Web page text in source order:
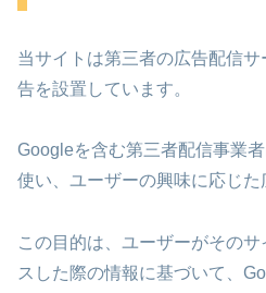
当サイトは第三者の広告配信
告を設置しています。
Googleを含む第三者配信事業
使い、ユーザーの興味に応じた
この目的は、ユーザーがその
スした際の情報に基づいて、